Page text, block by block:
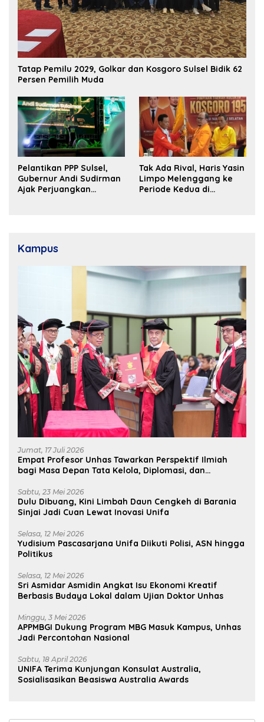
Tatap Pemilu 2029, Golkar dan Kosgoro Sulsel Bidik 62
Persen Pemilih Muda
Pelantikan PPP Sulsel,
Gubernur Andi Sudirman
Ajak Perjuangkan
Tak Ada Rival, Haris Yasin
Limpo Melenggang ke
Periode Kedua di
Kampus
Jumat, 17 Juli 2026
Empat Profesor Unhas Tawarkan Perspektif Ilmiah
bagi Masa Depan Tata Kelola, Diplomasi, dan
Sabtu, 23 Mei 2026
Dulu Dibuang, Kini Limbah Daun Cengkeh di Barania
Sinjai Jadi Cuan Lewat Inovasi Unifa
Selasa, 12 Mei 2026
Yudisium Pascasarjana Unifa Diikuti Polisi, ASN hingga
Politikus
Selasa, 12 Mei 2026
Sri Asmidar Asmidin Angkat Isu Ekonomi Kreatif
Berbasis Budaya Lokal dalam Ujian Doktor Unhas
Minggu, 3 Mei 2026
APPMBGI Dukung Program MBG Masuk Kampus, Unhas
Jadi Percontohan Nasional
Sabtu, 18 April 2026
UNIFA Terima Kunjungan Konsulat Australia,
Sosialisasikan Beasiswa Australia Awards